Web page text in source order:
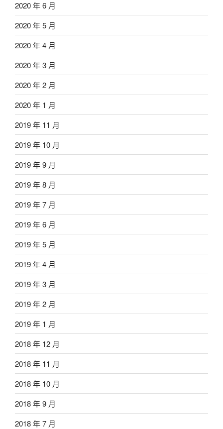
2020 年 6 月
2020 年 5 月
2020 年 4 月
2020 年 3 月
2020 年 2 月
2020 年 1 月
2019 年 11 月
2019 年 10 月
2019 年 9 月
2019 年 8 月
2019 年 7 月
2019 年 6 月
2019 年 5 月
2019 年 4 月
2019 年 3 月
2019 年 2 月
2019 年 1 月
2018 年 12 月
2018 年 11 月
2018 年 10 月
2018 年 9 月
2018 年 7 月